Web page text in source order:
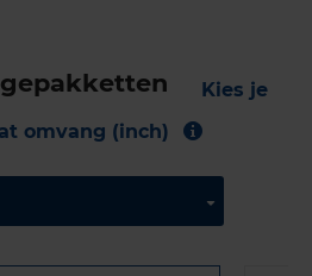
Kies je
omvang (inch)